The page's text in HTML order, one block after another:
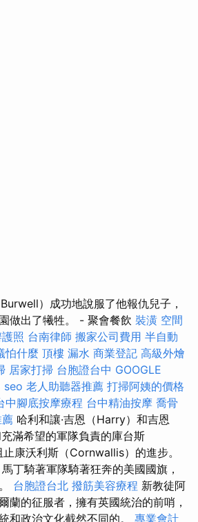
）成功地說服了他報仇兒子，
做出了犧牲。 - 聚會餐飲 裝潢 空間
照 台南律師 搬家公司費用 半自動
怕什麼 頂樓 漏水 商業登記 高級外燴
居家打掃 台胞證台中 GOOGLE
seo 老人助聽器推薦 打掃阿姨的價格
中腳底按摩療程 台中精油按摩 喬骨
哈利和讓·吉恩（Harry）和吉恩
充滿希望的軍隊負責的庫台斯
止康沃利斯（Cornwallis）的進步。
丁騎著軍隊騎著狂奔的美國國旗，
台胞證台北 撥筋美容療程 新教徒阿
蘭的征服者，擁有英國統治的前哨，
和政治文化截然不同的。 專業會計